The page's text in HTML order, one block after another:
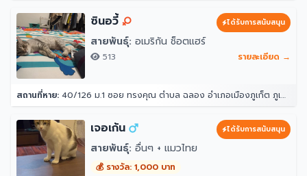
• หนา ห่มแล้วอุ่น
• คละสี🎈
เล็ก : ยาว 70 ซม. กว้าง 50 ซม. น้ำหนัก 105g
ขนาดใหญ่ ยาว 100cm กว้าง 70cm น้ำหนัก
195g
ซินอวี้ ได้รับการสนับสนุน
สายพันธุ์: อเมริกัน ช็อตแฮร์
513 รายละเอียด →
สถานที่หาย: 40/126 ม.1 ซอย ทรงคุณ ตำบล ฉลอง อำเภอเมืองภูเก็ต ภูเก็ต 83000
เจอเก้น ได้รับการสนับสนุน
สายพันธุ์: อื่นๆ + แมวไทย
💰 รางวัล: 1,000 บาท